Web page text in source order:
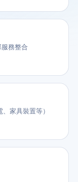
務整合
家具裝置等）